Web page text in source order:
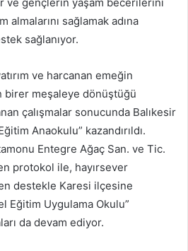
ve gençlerin yaşam becerilerini
almalarını sağlamak adına
sağlanıyor.
ve harcanan emeğin
birer meşaleye dönüştüğü
çalışmalar sonucunda Balıkesir
Anaokulu” kazandırıldı.
Entegre Ağaç San. ve Tic.
protokol ile, hayırsever
destekle Karesi ilçesine
Eğitim Uygulama Okulu”
da devam ediyor.